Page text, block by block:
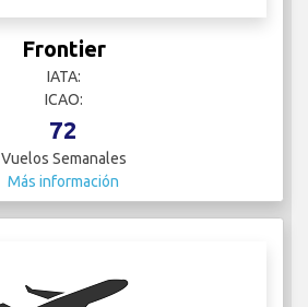
Frontier
IATA:
ICAO:
72
Vuelos Semanales
Más información